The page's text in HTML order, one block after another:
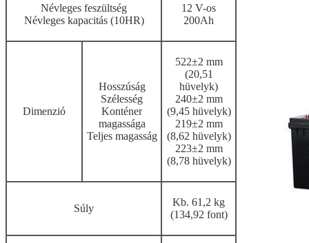
Névleges feszültség
Névleges kapacitás (10HR)
12 V-os
200Ah
Dimenzió
Hosszúság
Szélesség
Konténer
magassága
Teljes magasság
522±2 mm
(20,51
hüvelyk)
240±2 mm
(9,45 hüvelyk)
219±2 mm
(8,62 hüvelyk)
223±2 mm
(8,78 hüvelyk)
Súly
Kb. 61,2 kg
(134,92 font)